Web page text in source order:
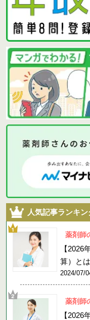
人気記事ランキン
薬剤師
【2026
算）と
2024/07/
薬剤師
【2026